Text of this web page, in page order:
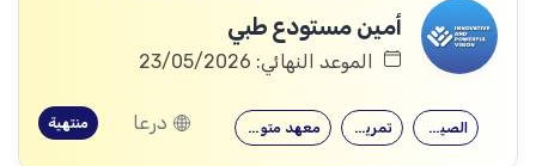
أمين مستودع طبي
الموعد النهائي: 23/05/2026
معهد متوسط تمريض الصيدلة درعا منتهية